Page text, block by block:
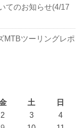
てのお知らせ(4/17
MTBツーリングレポ
土
日
2 3
4